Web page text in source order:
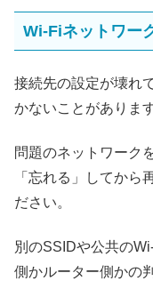
Wi-Fiネットワー
接続先の設定が壊れ
かないことがあります
問題のネットワーク
「忘れる」してから
ださい。
別のSSIDや公共の
側かルーター側かの